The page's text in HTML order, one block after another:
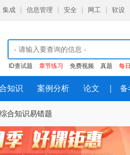
集成 信息管理 安全 网工 软设
ID查试题 章节练习 免费视频 真题 每
知识 案例分析 论文 备
合知识易错题